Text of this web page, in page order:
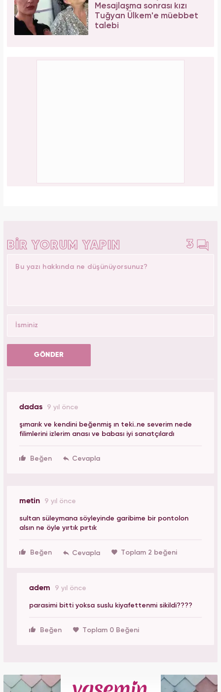
Mesajlaşma sonrası kızı
Tuğyan Ülkem'e müebbet
talebi
BİR YORUM YAPIN 3
GÖNDER
dadas 9 yıl önce
şımarık ve kendini beğenmiş ın teki..ne severim nede
filimlerini izlerim anası ve babası iyi sanatçılardı
Beğen
metin 9 yıl önce
sultan süleymana söyleyinde garibime bir pontolon
alsın ne öyle yırtık pırtık
Beğen Toplam 2 beğeni
adem 9 yıl önce
parasimi bitti yoksa suslu kiyafettenmi sikildi????
Beğen Toplam 0 Beğeni